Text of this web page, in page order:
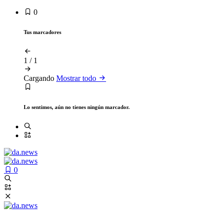
0
Tus marcadores
1 / 1
Cargando Mostrar todo
Lo sentimos, aún no tienes ningún marcador.
0